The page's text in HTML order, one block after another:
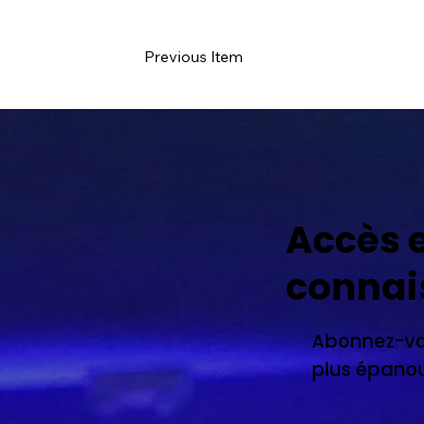
Previous Item
Accès
Abonnez-
plus